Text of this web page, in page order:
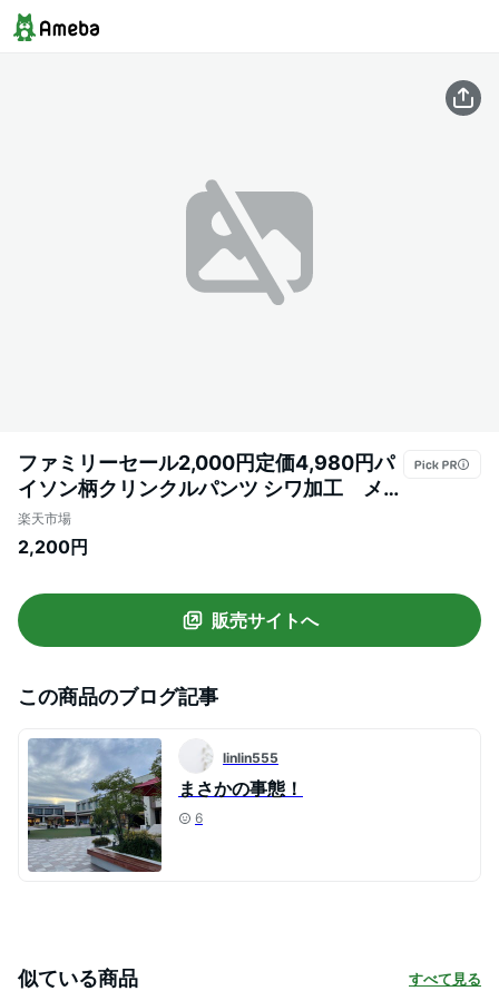
ファミリーセール2,000円定価4,980円パ
イソン柄クリンクルパンツ シワ加工 メロ
ウ 柄パンツ ヘビ柄 シフォンパンツ
ゆったり イージーパンツ ウエストゴ
楽天市場
2,200円
販売サイトへ
この商品のブログ記事
linlin555
まさかの事態！
6
似ている商品 すべて見る